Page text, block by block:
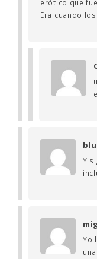
erótico que
Era cuando
Y
Yo